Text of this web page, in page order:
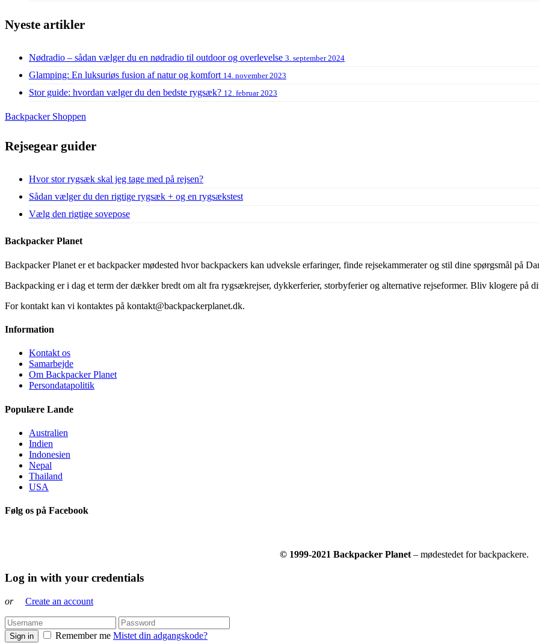
Nyeste artikler
Nødradio – sådan vælger du en nødradio til outdoor og overlevelse 3. september 2024
Glamping: En luksuriøs fusion af natur og komfort 14. november 2023
Stor guide: hvordan vælger du den bedste rygsæk? 12. februar 2023
Backpacker Shoppen
Rejsegear guider
Hvor stor rygsæk skal jeg tage med på rejsen?
Sådan vælger du den rigtige rygsæk + og en rygsækstest
Vælg den rigtige sovepose
Backpacker Planet
Backpacker Planet er et backpacker mødested hvor backpackers kan udveksle erfaringer, finde rejsekammerater og stil dine spørgsmål på
Backpacking er i dag et term der dækker bredt om alt fra rygsækrejser, dykkerferier, storbyferier og alternative rejseformer. Bliv klogere på
For kontakt kan vi kontaktes på kontakt@backpackerplanet.dk.
Information
Kontakt os
Samarbejde
Om Backpacker Planet
Persondatapolitik
Populære Lande
Australien
Indien
Indonesien
Nepal
Thailand
USA
Følg os på Facebook
© 1999-2021 Backpacker Planet – mødestedet for backpackere.
Log in with your credentials
or Create an account
Sign in Remember me Mistet din adgangskode?